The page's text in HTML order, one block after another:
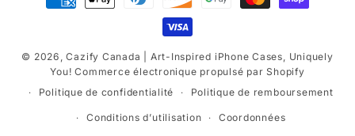
de
© 2026,Cazify Canada | Art-Inspired iPhone Cases, Uniquely
You! Commerce électronique propulsé par Shopify
Politique de confidentialité
Politique de remboursement
Conditions d’utilisation Coordonnées